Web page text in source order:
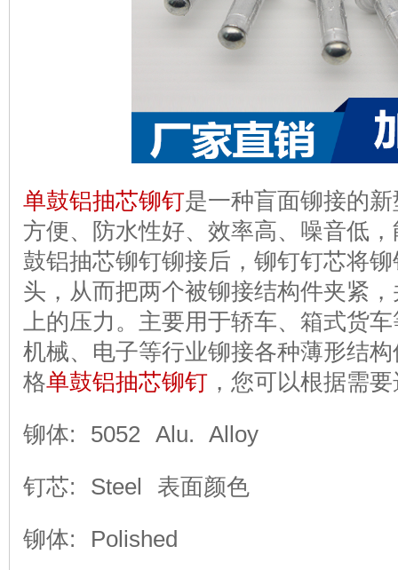
单鼓铝抽芯铆钉是一种盲面铆接的
方便、防水性好、效率高、噪音低
鼓铝抽芯铆钉铆接后，铆钉钉芯将
头，从而把两个被铆接结构件夹紧
上的压力。主要用于轿车、箱式货
机械、电子等行业铆接各种薄形结
格单鼓铝抽芯铆钉 ，您可以根据需
铆体: 5052 Alu. Alloy
钉芯: Steel 表面颜色
铆体: Polished